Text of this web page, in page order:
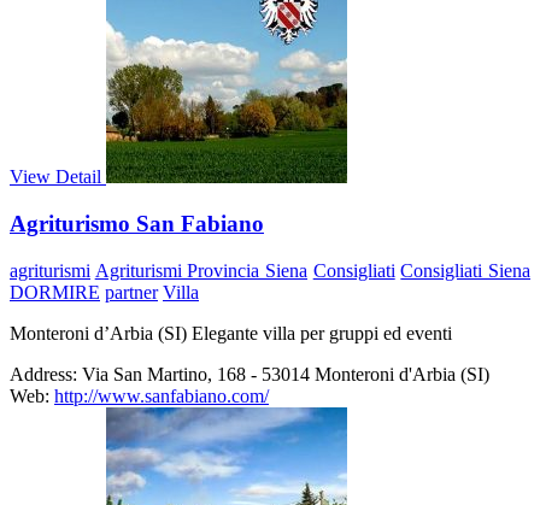
View Detail
Agriturismo San Fabiano
agriturismi Agriturismi Provincia Siena Consigliati Consigliati Siena
DORMIRE partner Villa
Monteroni d’Arbia (SI) Elegante villa per gruppi ed eventi
Address: Via San Martino, 168 - 53014 Monteroni d'Arbia (SI)
Web: http://www.sanfabiano.com/